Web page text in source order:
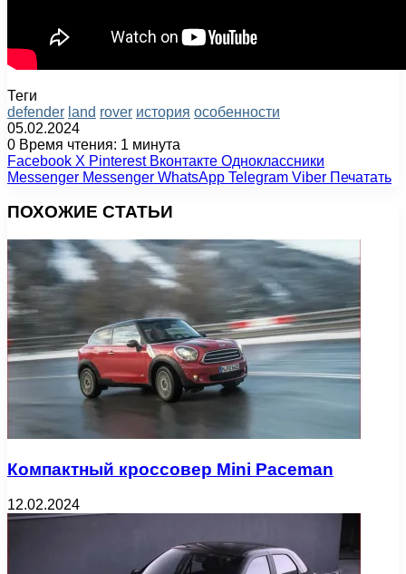
Теги
defender land rover история особенности
05.02.2024
0 Время чтения: 1 минута
Facebook X Pinterest Вконтакте Одноклассники
Messenger Messenger WhatsApp Telegram Viber Печатать
ПОХОЖИЕ СТАТЬИ
Компактный кроссовер Mini Paceman
12.02.2024